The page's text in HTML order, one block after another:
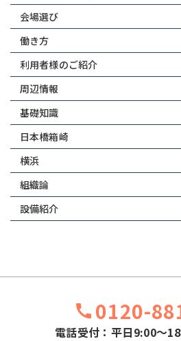
会場選び
働き方
利用者様のご紹介
周辺情報
基礎知識
日本橋箱崎
横浜
組織論
設備紹介
0120-
電話受付：平日9:00～